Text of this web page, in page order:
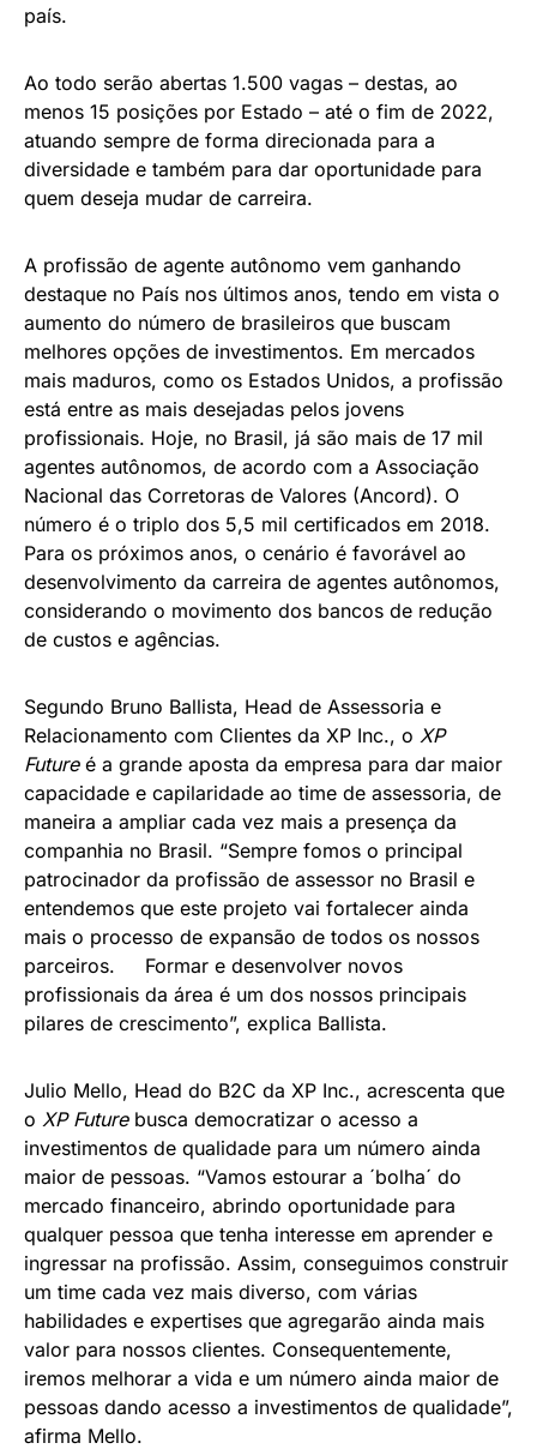
país.
Ao todo serão abertas 1.500 vagas – destas, ao
menos 15 posições por Estado – até o fim de 2022,
atuando sempre de forma direcionada para a
diversidade e também para dar oportunidade para
quem deseja mudar de carreira.
A profissão de agente autônomo vem ganhando
destaque no País nos últimos anos, tendo em vista o
aumento do número de brasileiros que buscam
melhores opções de investimentos. Em mercados
mais maduros, como os Estados Unidos, a profissão
está entre as mais desejadas pelos jovens
profissionais. Hoje, no Brasil, já são mais de 17 mil
agentes autônomos, de acordo com a Associação
Nacional das Corretoras de Valores (Ancord). O
número é o triplo dos 5,5 mil certificados em 2018.
Para os próximos anos, o cenário é favorável ao
desenvolvimento da carreira de agentes autônomos,
considerando o movimento dos bancos de redução
de custos e agências.
Segundo Bruno Ballista, Head de Assessoria e
Relacionamento com Clientes da XP Inc., o XP
Futureé a grande aposta da empresa para dar maior
capacidade e capilaridade ao time de assessoria, de
maneira a ampliar cada vez mais a presença da
companhia no Brasil. “Sempre fomos o principal
patrocinador da profissão de assessor no Brasil e
entendemos que este projeto vai fortalecer ainda
mais o processo de expansão de todos os nossos
parceiros. Formar e desenvolver novos
profissionais da área é um dos nossos principais
pilares de crescimento”, explica Ballista.
Julio Mello, Head do B2C da XP Inc., acrescenta que
o XP Futurebusca democratizar o acesso a
investimentos de qualidade para um número ainda
maior de pessoas. “Vamos estourar a ´bolha´ do
mercado financeiro, abrindo oportunidade para
qualquer pessoa que tenha interesse em aprender e
ingressar na profissão. Assim, conseguimos construir
um time cada vez mais diverso, com várias
habilidades e expertises que agregarão ainda mais
valor para nossos clientes. Consequentemente,
iremos melhorar a vida e um número ainda maior de
pessoas dando acesso a investimentos de qualidade”,
afirma Mello.